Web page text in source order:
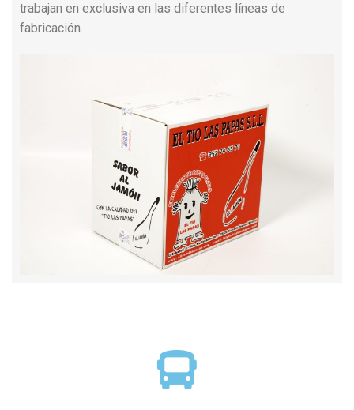
trabajan en exclusiva en las diferentes líneas de
fabricación.